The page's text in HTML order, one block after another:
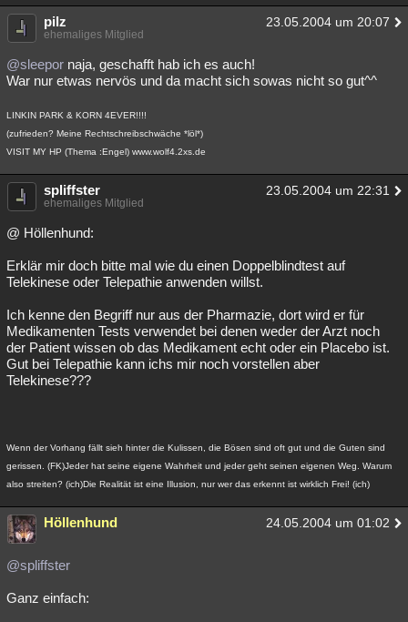
pilz 23.05.2004 um 20:07
ehemaliges Mitglied
@sleepor naja, geschafft hab ich es auch!
War nur etwas nervös und da macht sich sowas nicht so gut^^
LINKIN PARK & KORN 4EVER!!!!
(zufrieden? Meine Rechtschreibschwäche *löl*)
VISIT MY HP (Thema :Engel) www.wolf4.2xs.de
spliffster 23.05.2004 um 22:31
ehemaliges Mitglied
@ Höllenhund:
Erklär mir doch bitte mal wie du einen Doppelblindtest auf
Telekinese oder Telepathie anwenden willst.
Ich kenne den Begriff nur aus der Pharmazie, dort wird er für
Medikamenten Tests verwendet bei denen weder der Arzt noch
der Patient wissen ob das Medikament echt oder ein Placebo ist.
Gut bei Telepathie kann ichs mir noch vorstellen aber
Telekinese???
Wenn der Vorhang fällt sieh hinter die Kulissen, die Bösen sind oft gut und die Guten sind
gerissen. (FK)Jeder hat seine eigene Wahrheit und jeder geht seinen eigenen Weg. Warum
also streiten? (ich)Die Realität ist eine Illusion, nur wer das erkennt ist wirklich Frei! (ich)
Höllenhund 24.05.2004 um 01:02
@spliffster
Ganz einfach: